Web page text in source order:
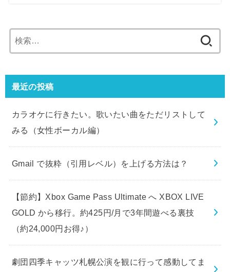
索:
最近の投稿
カラオケに行きたい。歌いたい曲をただリストして
みる（女性ボーカル編）
Gmail で抜粋（引用レベル）を上げる方法は？
【節約】Xbox Game Pass Ultimate へ XBOX LIVE
GOLD から移行。約425円/月で3年間遊べる裏技
（約24,000円お得♪）
劇団四季キャッツ札幌公演を観に行って感動してま